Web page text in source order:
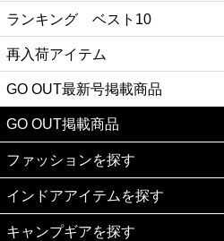
ランキング ベスト10
再入荷アイテム
GO OUT最新号掲載商品
GO OUT掲載商品
ファッションを探す
インドアアイテムを探す
キャンプギアを探す